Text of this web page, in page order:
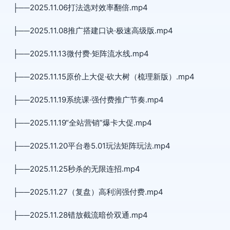
├──2025.11.06打法选对效率翻倍.mp4
├──2025.11.08推广搭建口诀·极速高级版.mp4
├──2025.11.13微付费·矩阵流水线.mp4
├──2025.11.15原价上大促·砍大树（梳理新版）.mp4
├──2025.11.19系统课·强付费推广节奏.mp4
├──2025.11.19“全站营销”爆卡大促.mp4
├──2025.11.20平台卷5.01玩法矩阵玩法.mp4
├──2025.11.25秒杀的无限连招.mp4
├──2025.11.27（复盘）高利润强付费.mp4
├──2025.11.28错放截流暗价双通.mp4